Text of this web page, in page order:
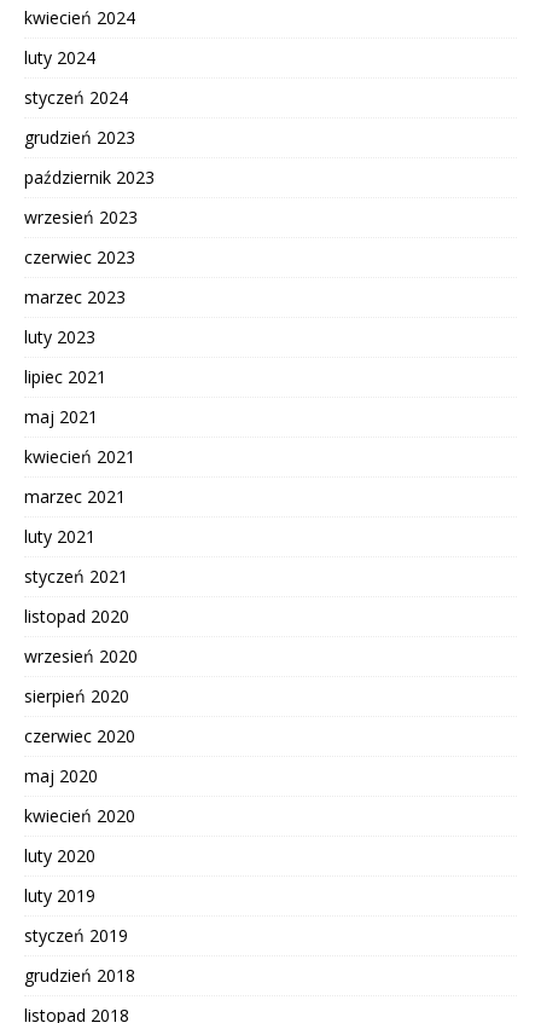
kwiecień 2024
luty 2024
styczeń 2024
grudzień 2023
październik 2023
wrzesień 2023
czerwiec 2023
marzec 2023
luty 2023
lipiec 2021
maj 2021
kwiecień 2021
marzec 2021
luty 2021
styczeń 2021
listopad 2020
wrzesień 2020
sierpień 2020
czerwiec 2020
maj 2020
kwiecień 2020
luty 2020
luty 2019
styczeń 2019
grudzień 2018
listopad 2018